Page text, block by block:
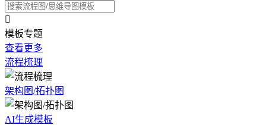

模板专题
查看更多
流程梳理
架构图/拓扑图
AI生成模板